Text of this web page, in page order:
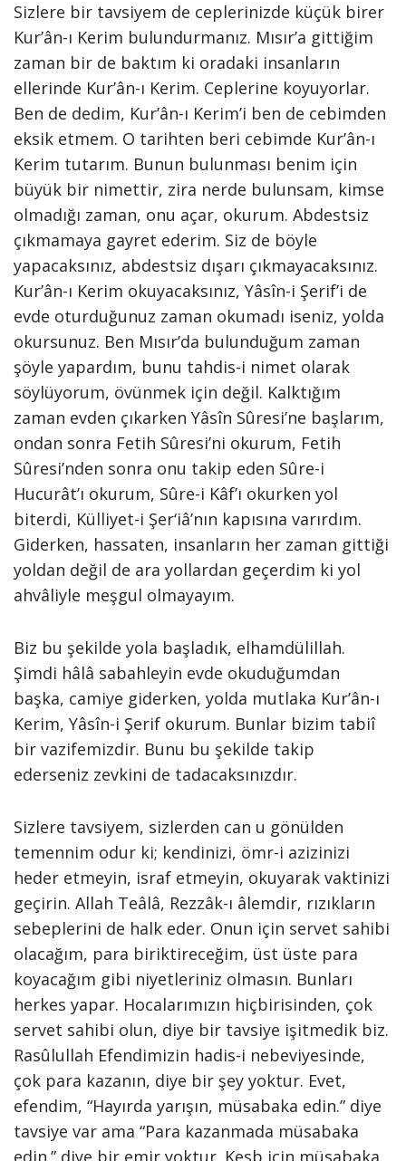
Sizlere bir tavsiyem de ceplerinizde küçük birer
Kur’ân-ı Kerim bulundurmanız. Mısır’a gittiğim
zaman bir de baktım ki oradaki insanların
ellerinde Kur’ân-ı Kerim. Ceplerine koyuyorlar.
Ben de dedim, Kur’ân-ı Kerim’i ben de cebimden
eksik etmem. O tarihten beri cebimde Kur’ân-ı
Kerim tutarım. Bunun bulunması benim için
büyük bir nimettir, zira nerde bulunsam, kimse
olmadığı zaman, onu açar, okurum. Abdestsiz
çıkmamaya gayret ederim. Siz de böyle
yapacaksınız, abdestsiz dışarı çıkmayacaksınız.
Kur’ân-ı Kerim okuyacaksınız, Yâsîn-i Şerif’i de
evde oturduğunuz zaman okumadı iseniz, yolda
okursunuz. Ben Mısır’da bulunduğum zaman
şöyle yapardım, bunu tahdis-i nimet olarak
söylüyorum, övünmek için değil. Kalktığım
zaman evden çıkarken Yâsîn Sûresi’ne başlarım,
ondan sonra Fetih Sûresi’ni okurum, Fetih
Sûresi’nden sonra onu takip eden Sûre-i
Hucurât’ı okurum, Sûre-i Kâf’ı okurken yol
biterdi, Külliyet-i Şer‘iâ’nın kapısına varırdım.
Giderken, hassaten, insanların her zaman gittiği
yoldan değil de ara yollardan geçerdim ki yol
ahvâliyle meşgul olmayayım.
Biz bu şekilde yola başladık, elhamdülillah.
Şimdi hâlâ sabahleyin evde okuduğumdan
başka, camiye giderken, yolda mutlaka Kur’ân-ı
Kerim, Yâsîn-i Şerif okurum. Bunlar bizim tabiî
bir vazifemizdir. Bunu bu şekilde takip
ederseniz zevkini de tadacaksınızdır.
Sizlere tavsiyem, sizlerden can u gönülden
temennim odur ki; kendinizi, ömr-i azizinizi
heder etmeyin, israf etmeyin, okuyarak vaktinizi
geçirin. Allah Teâlâ, Rezzâk-ı âlemdir, rızıkların
sebeplerini de halk eder. Onun için servet sahibi
olacağım, para biriktireceğim, üst üste para
koyacağım gibi niyetleriniz olmasın. Bunları
herkes yapar. Hocalarımızın hiçbirisinden, çok
servet sahibi olun, diye bir tavsiye işitmedik biz.
Rasûlullah Efendimizin hadis-i nebeviyesinde,
çok para kazanın, diye bir şey yoktur. Evet,
efendim, “Hayırda yarışın, müsabaka edin.” diye
tavsiye var ama “Para kazanmada müsabaka
edin.” diye bir emir yoktur. Kesb için müsabaka